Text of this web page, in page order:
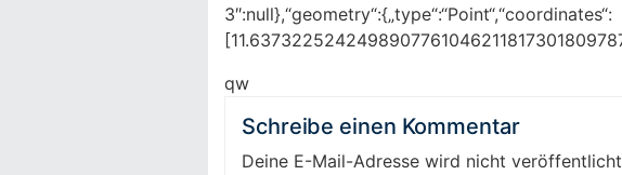
3″:null},“geometry“:{„type“:“Point“,“coordinates“:
qw
Schreibe einen Kommentar
Deine E-Mail-Adresse wird nicht